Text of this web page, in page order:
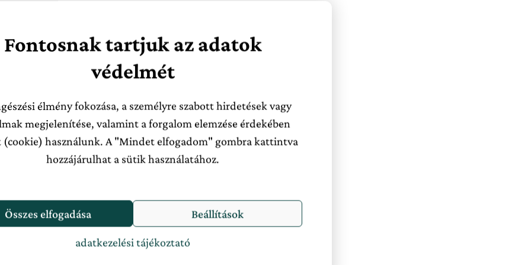
Fontosnak tartjuk az adatok
védelmét
élmény fokozása, a személyre szabott hirdetések vagy
megjelenítése, valamint a forgalom elemzése érdekében
(cookie) használunk. A "Mindet elfogadom" gombra kattintva
hozzájárulhat a sütik használatához.
Összes elfogadása Beállítások
adatkezelési tájékoztató
ahol a természet része
Nespresso kávéfőzőket, PI-
és rugalmasan állunk
a közelünkben található
600000 Ft/éj-től
600000 Ft/éj-től